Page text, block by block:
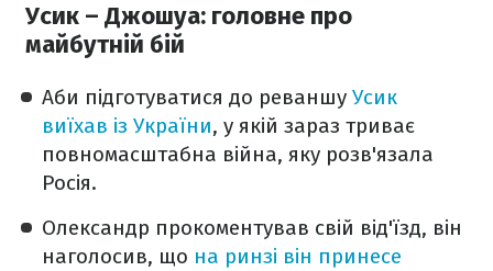
Усик – Джошуа: головне про
майбутній бій
Аби підготуватися до реваншу Усик
виїхав із України, у якій зараз триває
повномасштабна війна, яку розв'язала
Росія.
Олександр прокоментував свій від'їзд, він
наголосив, що на ринзі він принесе